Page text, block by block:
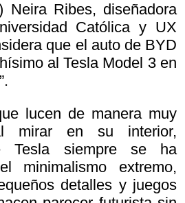
Neira Ribes, diseñadora
Católica y UX
que el auto de BYD
al Tesla Model 3 en
lucen de manera muy
mirar en su interior,
Tesla siempre se ha
minimalismo extremo,
detalles y juegos